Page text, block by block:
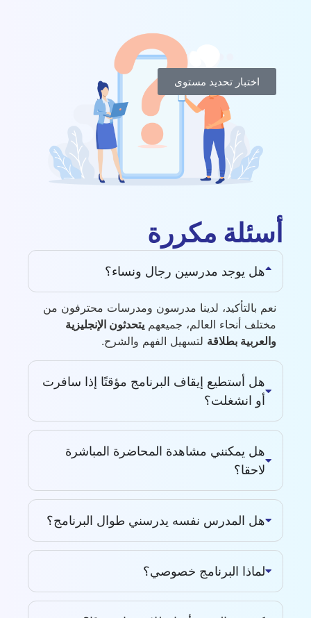
اختبار تحديد مستوى
أسئلة مكررة
هل يوجد مدرسين رجال ونساء؟
نعم بالتأكيد، لدينا مدرسون ومدرسات محترفون من
مختلف أنحاء العالم، جميعهم يتحدثون الإنجليزية
والعربية بطلاقة لتسهيل الفهم والشرح.
هل أستطيع إيقاف البرنامج مؤقتًا إذا سافرت
أو انشغلت؟
هل يمكنني مشاهدة المحاضرة المباشرة
لاحقا؟
هل المدرس نفسه يدرسني طوال البرنامج؟
لماذا البرنامج خصوصي؟